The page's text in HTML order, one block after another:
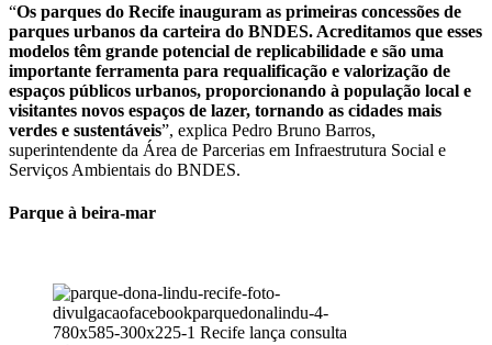
“Os parques do Recife inauguram as primeiras concessões de
parques urbanos da carteira do BNDES. Acreditamos que esses
modelos têm grande potencial de replicabilidade e são uma
importante ferramenta para requalificação e valorização de
espaços públicos urbanos, proporcionando à população local e
visitantes novos espaços de lazer, tornando as cidades mais
verdes e sustentáveis”, explica Pedro Bruno Barros,
superintendente da Área de Parcerias em Infraestrutura Social e
Serviços Ambientais do BNDES.
Parque à beira-mar